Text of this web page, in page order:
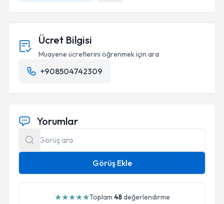
Ücret Bilgisi
Muayene ücretlerini öğrenmek için ara
+908504742309
Yorumlar
Görüş Ekle
★★★★★Toplam 48değerlendirme